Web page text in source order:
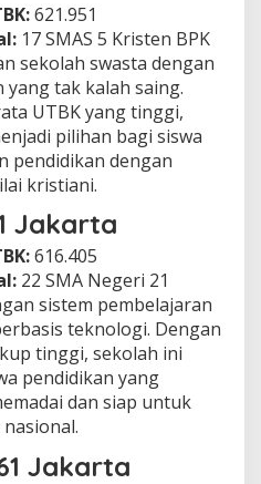
621.951
17 SMAS 5 Kristen BPK
sekolah swasta dengan
tak kalah saing.
UTBK yang tinggi,
pilihan bagi siswa
pendidikan dengan
kristiani.
Jakarta
616.405
22 SMA Negeri 21
sistem pembelajaran
teknologi. Dengan
tinggi, sekolah ini
pendidikan yang
dan siap untuk
Jakarta